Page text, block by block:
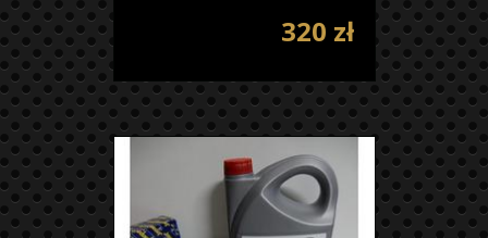
320 zł